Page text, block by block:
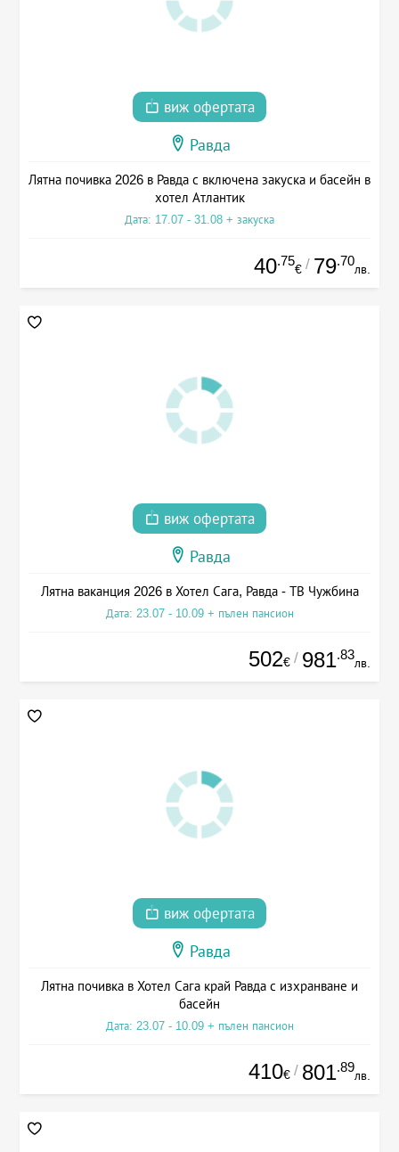
виж офертата
Равда
Лятна почивка 2026 в Равда с включена закуска и басейн в
хотел Атлантик
Дата: 17.07 - 31.08 + закуска
40.75
€ / 79.70
лв.
виж офертата
Равда
Лятна ваканция 2026 в Хотел Сага, Равда - ТВ Чужбина
Дата: 23.07 - 10.09 + пълен пансион
502€ / 981.83
лв.
виж офертата
Равда
Лятна почивка в Хотел Сага край Равда с изхранване и
басейн
Дата: 23.07 - 10.09 + пълен пансион
410€ / 801.89
лв.